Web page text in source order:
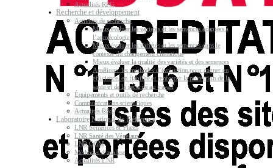
Actualités RPG
Recherche et développement
Activités de recherche
Mieux évaluer les variétés et les semences adaptées à
l’agroécologie
Mieux évaluer les variétés et les semences dans le
contexte du changement climatique
Mieux évaluer la qualité des variétés et des semences
Améliorer les méthodes d’évaluation pour gagner en
efficience, en fiabilité et renforcer la protection de la
santé et de la sécurité au travail
Équipements et outils de recherche
Communications scientifiques
Actualités R&D
Laboratoire National de Référence
LNR Semences & Plants
LNR Santé des Végétaux
LNR OGM
Méthodes d’analyse
Actualités LNR